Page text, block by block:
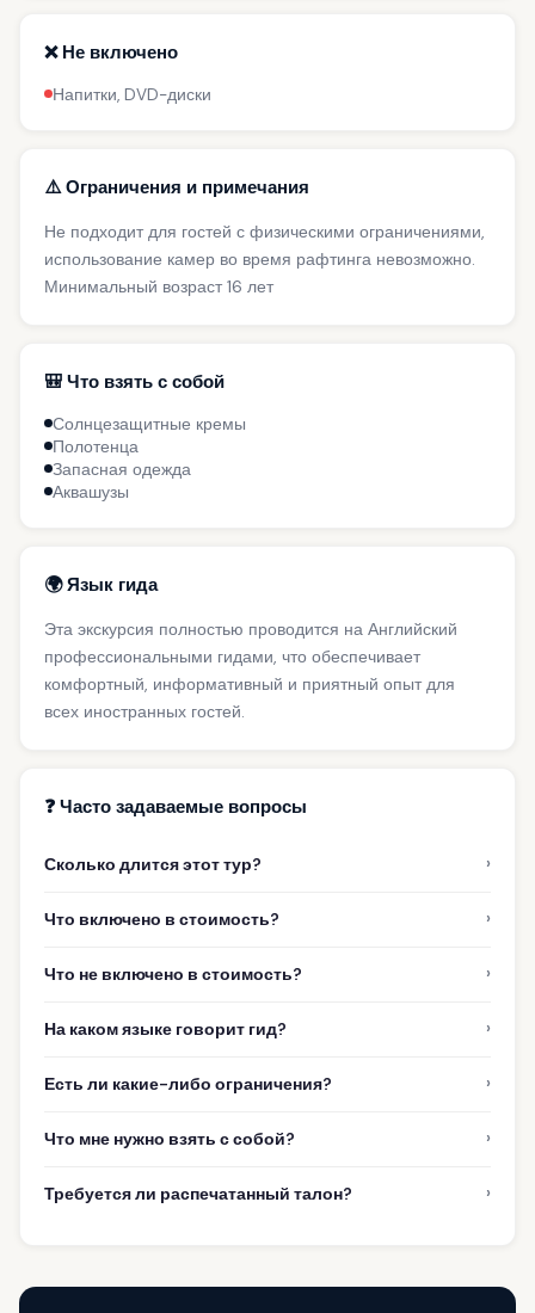
❌ Не включено
Напитки, DVD-диски
⚠️ Ограничения и примечания
Не подходит для гостей с физическими ограничениями,
использование камер во время рафтинга невозможно.
Минимальный возраст 16 лет
🎒 Что взять с собой
Солнцезащитные кремы
Полотенца
Запасная одежда
Аквашузы
🌍 Язык гида
Эта экскурсия полностью проводится на Английский
профессиональными гидами, что обеспечивает
комфортный, информативный и приятный опыт для
всех иностранных гостей.
❓ Часто задаваемые вопросы
Сколько длится этот тур? ›
Что включено в стоимость? ›
Что не включено в стоимость? ›
На каком языке говорит гид? ›
Есть ли какие-либо ограничения? ›
Что мне нужно взять с собой? ›
Требуется ли распечатанный талон? ›